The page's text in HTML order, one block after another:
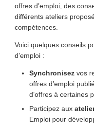
offres d’emploi, des
différents ateliers
compétences.
Voici quelques conseils
d’emploi :
Synchronisez vos
offres d’emploi
d’offres à certaines
Participez aux
Emploi pour